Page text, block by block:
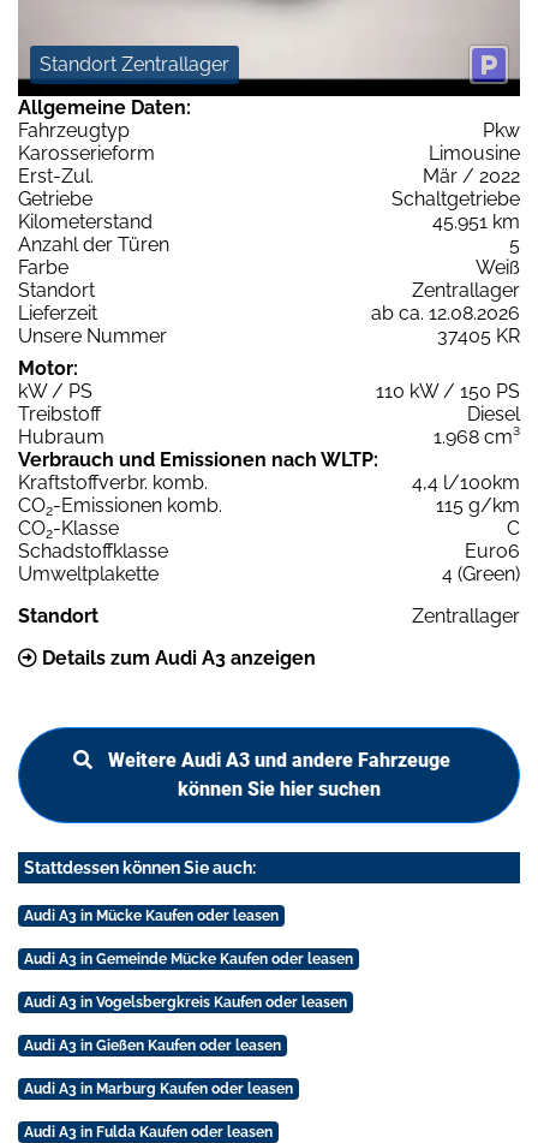
Standort Zentrallager
Allgemeine Daten:
Fahrzeugtyp
Pkw
Karosserieform
Limousine
Erst-Zul.
Mär / 2022
Getriebe
Schaltgetriebe
Kilometerstand
45.951 km
Anzahl der Türen
5
Farbe
Weiß
Standort
Zentrallager
Lieferzeit
ab ca. 12.08.2026
Unsere Nummer
37405 KR
Motor:
kW / PS
110 kW / 150 PS
Treibstoff
Diesel
Hubraum
1.968 cm³
Verbrauch und Emissionen nach WLTP:
Kraftstoffverbr. komb.
4,4 l/100km
CO2-Emissionen komb.
115 g/km
CO2-Klasse
C
Schadstoffklasse
Euro6
Umweltplakette
4 (Green)
Standort
Zentrallager
Details zum Audi A3 anzeigen
Weitere Audi A3 und andere Fahrzeuge
können Sie hier suchen
Stattdessen können Sie auch:
Audi A3 in Mücke Kaufen oder leasen
Audi A3 in Gemeinde Mücke Kaufen oder leasen
Audi A3 in Vogelsbergkreis Kaufen oder leasen
Audi A3 in Gießen Kaufen oder leasen
Audi A3 in Marburg Kaufen oder leasen
Audi A3 in Fulda Kaufen oder leasen